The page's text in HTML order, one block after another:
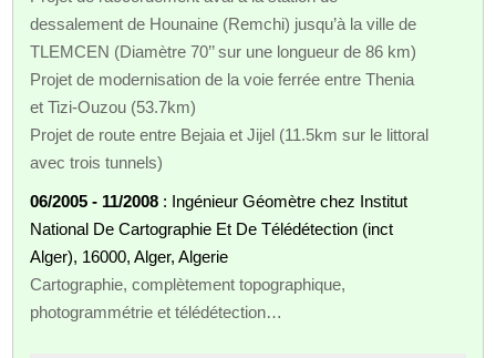
dessalement de Hounaine (Remchi) jusqu’à la ville de
TLEMCEN (Diamètre 70’’ sur une longueur de 86 km)
Projet de modernisation de la voie ferrée entre Thenia
et Tizi-Ouzou (53.7km)
Projet de route entre Bejaia et Jijel (11.5km sur le littoral
avec trois tunnels)
06/2005 - 11/2008 : Ingénieur Géomètre chez Institut
National De Cartographie Et De Télédétection (inct
Alger), 16000, Alger, Algerie
Cartographie, complètement topographique,
photogrammétrie et télédétection…